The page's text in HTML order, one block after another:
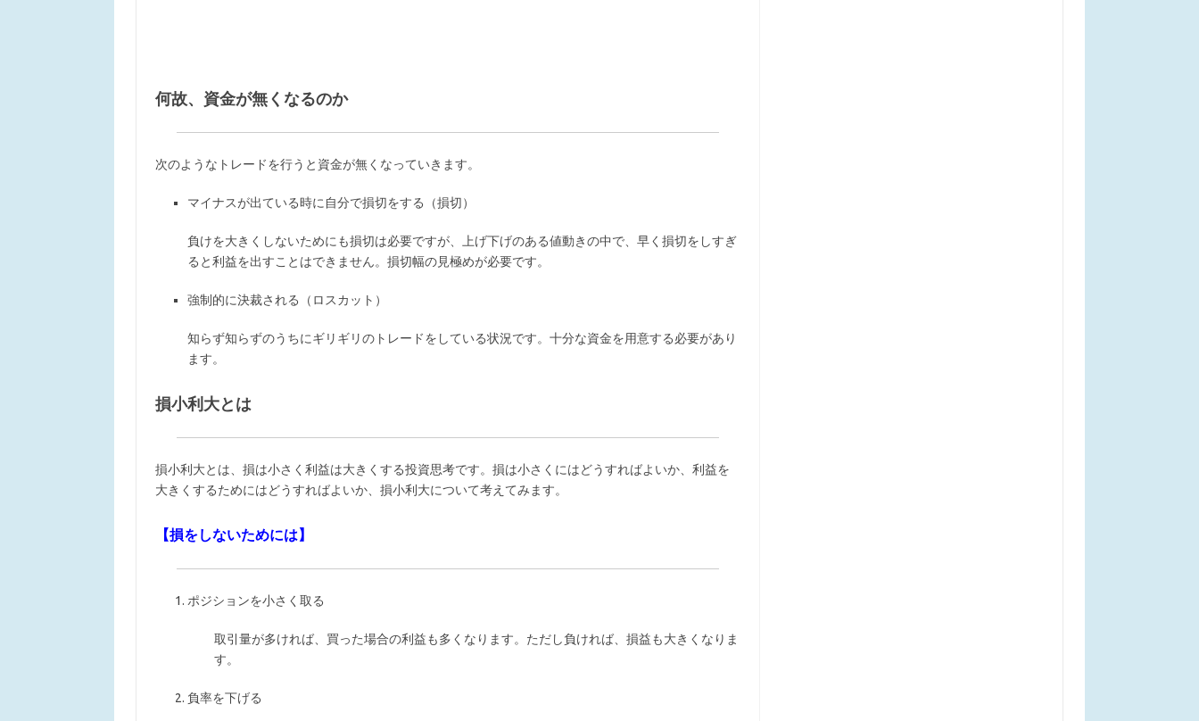
何故、資金が無くなるのか
次のようなトレードを行うと資金が無くなっていきます。
マイナスが出ている時に自分で損切をする（損切）
負けを大きくしないためにも損切は必要ですが、上げ下げのある値動きの中で、早く損切をしすぎ
ると利益を出すことはできません。損切幅の見極めが必要です。
強制的に決裁される（ロスカット）
知らず知らずのうちにギリギリのトレードをしている状況です。十分な資金を用意する必要があり
ます。
損小利大とは
損小利大とは、損は小さく利益は大きくする投資思考です。損は小さくにはどうすればよいか、利益を
大きくするためにはどうすればよいか、損小利大について考えてみます。
【損をしないためには】
ポジションを小さく取る
取引量が多ければ、買った場合の利益も多くなります。ただし負ければ、損益も大きくなりま
す。
負率を下げる